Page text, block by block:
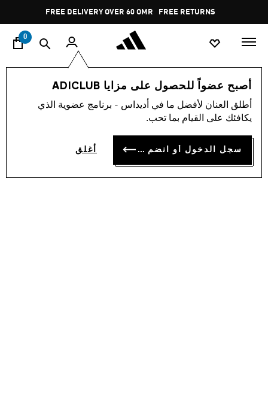
Pause
promotion
rotation
FREE DELIVERY OVER 60 OMR FREE RETURNS
0
أصبح عضواً للحصول على مزايا ADICLUB
أطلق العنان لأفضل ما في أديداس - برنامج عضوية الذي
يكافئك على القيام بما تحب.
سجل الدخول أو انضم الآن أغلق
اسلوب حياة العلامات التجارية أوريجينالز أحذية
حذاء CAMPUS 00S
OMR 55.50